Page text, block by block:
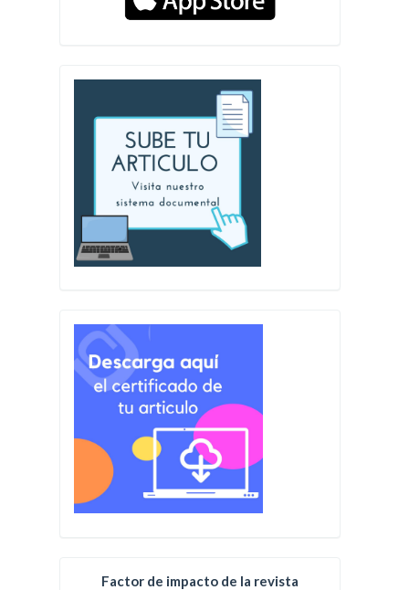
Factor de impacto de la revista